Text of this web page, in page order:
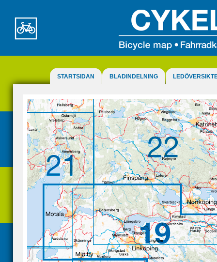
STARTSIDAN BLADINDELNING